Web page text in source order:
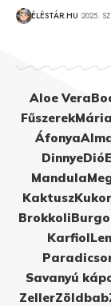
ÉLÉSTÁR.HU 2025.
Aloe Vera
Fűszerek
Áfonya
DinnyeDió
Mandula
Kaktusz
Brokkoli
Karfiol
Savanyú
ZellerZöldbab